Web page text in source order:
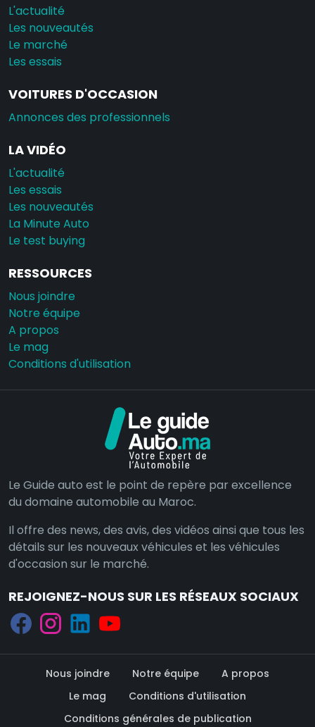
L'actualité
Les nouveautés
Le marché
Les essais
VOITURES D'OCCASION
Annonces des professionnels
LA VIDÉO
L'actualité
Les essais
Les nouveautés
La Minute Auto
Le test buying
RESSOURCES
Nous joindre
Notre équipe
A propos
Le mag
Conditions d'utilisation
Le Guide auto est le point de repère par excellence
du domaine automobile au Maroc.
Il offre des news, des avis, des vidéos ainsi que tous les
détails sur les nouveaux véhicules et les véhicules
d'occasion sur le marché.
REJOIGNEZ-NOUS SUR LES RÉSEAUX SOCIAUX
Nous joindre Notre équipe
A propos
Le mag
Conditions d'utilisation
Conditions générales de publication